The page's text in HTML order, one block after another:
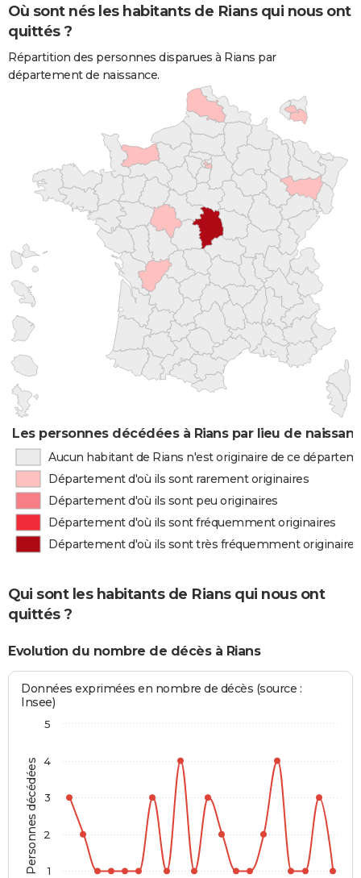
Où sont nés les habitants de Rians qui nous ont
quittés ?
Répartition des personnes disparues à Rians par
département de naissance.
Les personnes décédées à Rians par lieu de
Aucun habitant de Rians n'est originaire de ce
Département d'où ils sont rarement originaires
Département d'où ils sont peu originaires
Département d'où ils sont fréquemment originaires
Département d'où ils sont très fréquemment originaires
Qui sont les habitants de Rians qui nous ont
quittés ?
Evolution du nombre de décès à Rians
Personnes décédées
Données exprimées en nombre de décès (source :
Insee)
1
2
3
4
5